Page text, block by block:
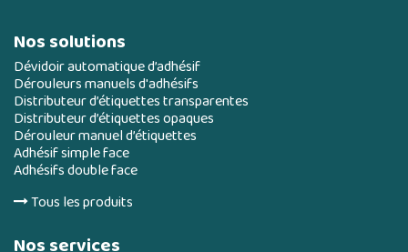
Nos solutions
Dévidoir automatique d’adhésif
Dérouleurs manuels d'adhésifs
Distributeur d’étiquettes transparentes
Distributeur d’étiquettes opaques
Dérouleur manuel d’étiquettes
Adhésif simple face
Adhésifs double face
Tous les produits
Nos services